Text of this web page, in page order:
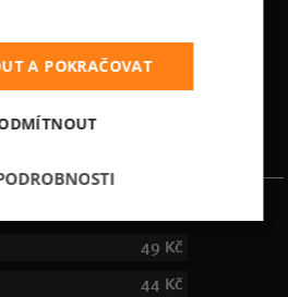
49 Kč
44 Kč
A POKRAČOVAT